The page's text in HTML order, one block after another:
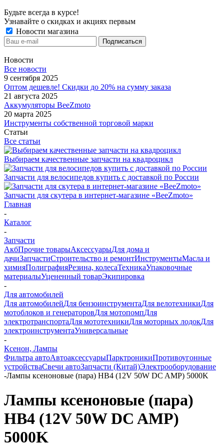
Будьте всегда в курсе!
Узнавайте о скидках и акциях первым
Новости магазина
Новости
Все новости
9 сентября 2025
Оптом дешевле! Скидки до 20% на сумму заказа
21 августа 2025
Аккумуляторы BeeZmoto
20 марта 2025
Инструменты собственной торговой марки
Статьи
Все статьи
Выбираем качественные запчасти на квадроцикл
Запчасти для велосипедов купить с доставкой по России
Запчасти для скутера в интернет-магазине «BeeZmoto»
Главная
-
Каталог
-
Запчасти
АкбПрочие товарыАксессуарыДля дома и
дачиЗапчастиСтроительство и ремонтИнструментыМасла и
химияПолиграфияРезина, колесаТехникаУпаковочные
материалыУцененный товарЭкипировка
-
Для автомобилей
Для автомобилейДля бензоинструментаДля велотехникиДля
мотоблоков и генераторовДля мотопомпДля
электротранспортаДля мототехникиДля моторных лодокДля
электроинструментаУниверсальные
-
Ксенон, Лампы
Фильтра автоАвтоаксессуарыПарктроникиПротивоугонные
устройстваСвечи автоЗапчасти (Китай)Электрооборудование
-Лампы ксеноновые (пара) HB4 (12V 50W DC AMP) 5000K
Лампы ксеноновые (пара)
HB4 (12V 50W DC AMP)
5000K